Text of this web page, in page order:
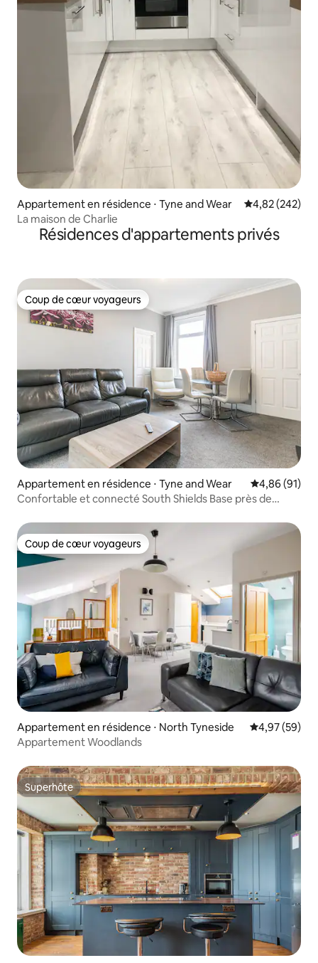
Appartement en résidence ⋅ Tyne and Wear Évaluation
4,82 (242)
La maison de Charlie
Résidences d'appartements privés
Coup de cœur voyageurs
Coup de cœur voyageurs
Appartement en résidence ⋅ Tyne and Wear Évaluation
4,86 (91)
Confortable et connecté South Shields Base près de
Coup de cœur voyageurs
Coup de cœur voyageurs
Appartement en résidence ⋅ North Tyneside Évaluation
4,97 (59)
Appartement Woodlands
Superhôte
Superhôte